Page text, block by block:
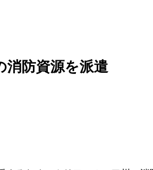
防資源を派遣